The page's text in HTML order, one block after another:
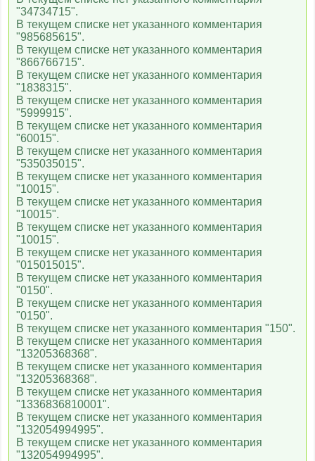
"34734715".
В текущем списке нет указанного комментария
"985685615".
В текущем списке нет указанного комментария
"866766715".
В текущем списке нет указанного комментария
"1838315".
В текущем списке нет указанного комментария
"5999915".
В текущем списке нет указанного комментария
"60015".
В текущем списке нет указанного комментария
"535035015".
В текущем списке нет указанного комментария
"10015".
В текущем списке нет указанного комментария
"10015".
В текущем списке нет указанного комментария
"10015".
В текущем списке нет указанного комментария
"015015015".
В текущем списке нет указанного комментария
"0150".
В текущем списке нет указанного комментария
"0150".
В текущем списке нет указанного комментария "150".
В текущем списке нет указанного комментария
"13205368368".
В текущем списке нет указанного комментария
"13205368368".
В текущем списке нет указанного комментария
"1336836810001".
В текущем списке нет указанного комментария
"132054994995".
В текущем списке нет указанного комментария
"132054994995".